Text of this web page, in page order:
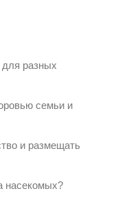
разных
семьи и
и размещать
насекомых?